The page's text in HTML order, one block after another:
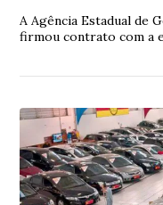
A Agência Estadual de
firmou contrato com a